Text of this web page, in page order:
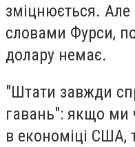
зміцнюється. Але
словами Фурси,
долару немає.
"Штати завжди
гавань": якщо ми
в економіці США,